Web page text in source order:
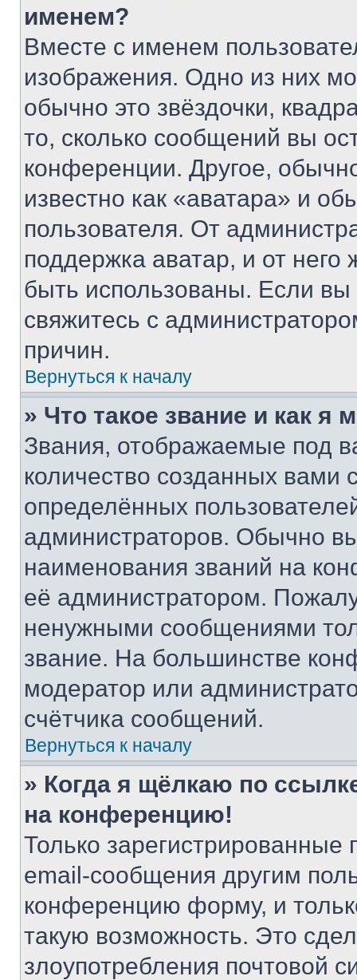
именем?
Вместе с именем
изображения. Одно из них
обычно это звёздочки,
то, сколько сообщений вы
конференции. Другое,
известно как «аватара» и
пользователя. От
поддержка аватар, и от него
быть использованы. Если
свяжитесь с
причин.
Вернуться к началу
» Что такое звание и как я
Звания, отображаемые под
количество созданных
определённых
администраторов. Обычно
наименования званий на
её администратором.
ненужными сообщениями
звание. На большинстве
модератор или
счётчика сообщений.
Вернуться к началу
» Когда я щёлкаю по
на конференцию!
Только зарегистрированные
email-сообщения другим
конференцию форму, и
такую возможность. Это
злоупотребления почтовой